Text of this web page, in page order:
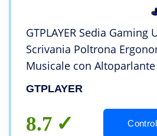
GTPLAYER Sedia Gaming
Scrivania Poltrona
Musicale con
GTRACING Serie
GTPLAYER
8.7